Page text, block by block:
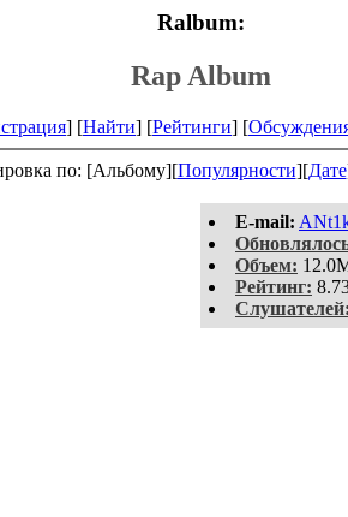
Ralbum:
Rap Album
] [Найти] [Рейтинги] [
по: [Альбому][Популярности][Дате
E-mail:
Объем:
Рейтинг:
Слушателей: